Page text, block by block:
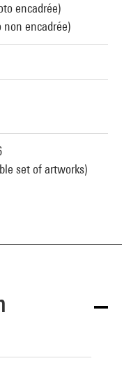
encadrée)
non encadrée)
set of artworks)